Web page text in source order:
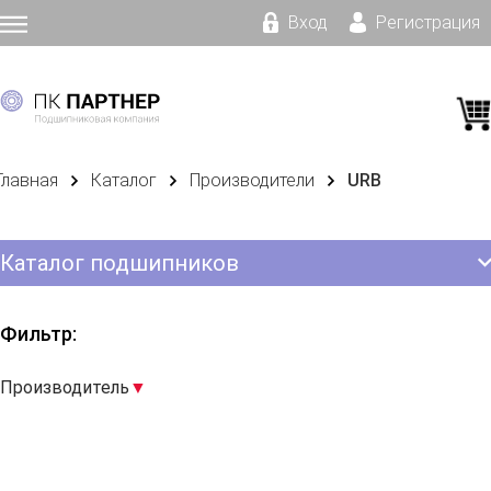
Вход Регистрация
Каталог Производители URB
Каталог подшипников
Фильтр:
Производитель